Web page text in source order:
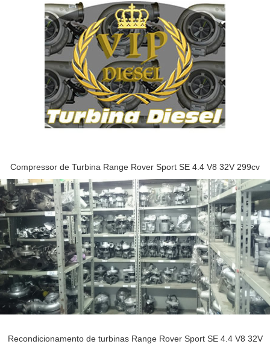
Compressor de Turbina Range Rover Sport SE 4.4 V8 32V 299cv
Recondicionamento de turbinas Range Rover Sport SE 4.4 V8 32V